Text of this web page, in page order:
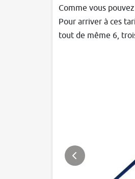
Comme vous
Pour arriver à ces
tout de même 6,